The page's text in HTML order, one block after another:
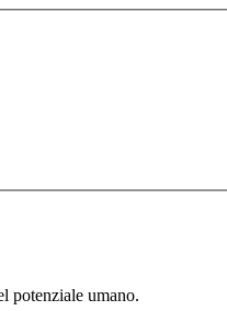
potenziale umano.